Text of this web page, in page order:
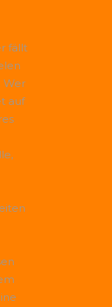
fällt
Wer
auf